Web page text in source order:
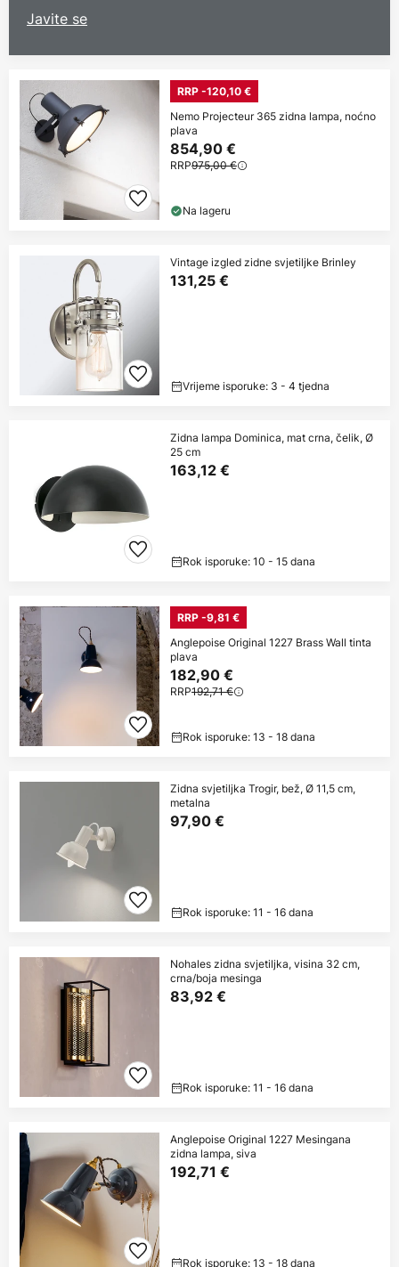
Javite se
RRP -120,10 €
Nemo Projecteur 365 zidna lampa, noćno
plava
854,90 €
RRP975,00 €
Na lageru
Vintage izgled zidne svjetiljke Brinley
131,25 €
Vrijeme isporuke: 3 - 4 tjedna
Zidna lampa Dominica, mat crna, čelik, Ø
25 cm
163,12 €
Rok isporuke: 10 - 15 dana
RRP -9,81 €
Anglepoise Original 1227 Brass Wall tinta
plava
182,90 €
RRP192,71 €
Rok isporuke: 13 - 18 dana
Zidna svjetiljka Trogir, bež, Ø 11,5 cm,
metalna
97,90 €
Rok isporuke: 11 - 16 dana
Nohales zidna svjetiljka, visina 32 cm,
crna/boja mesinga
83,92 €
Rok isporuke: 11 - 16 dana
Anglepoise Original 1227 Mesingana
zidna lampa, siva
192,71 €
Rok isporuke: 13 - 18 dana